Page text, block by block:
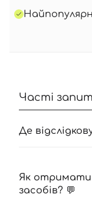
Часті
Де
Як отримати
засобів? 💬